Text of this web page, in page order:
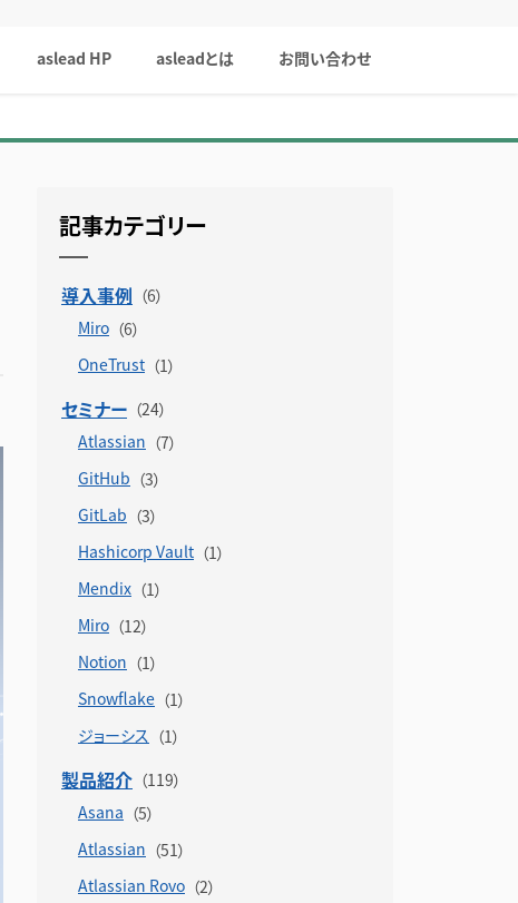
aslead HP asleadとは お問い合わせ
記事カテゴリー
導入事例
Miro
OneTrust
セミナー
Atlassian
GitHub
GitLab
Hashicorp Vault
Mendix
Miro
Notion
Snowflake
ジョーシス
製品紹介
Asana
Atlassian
Atlassian Rovo